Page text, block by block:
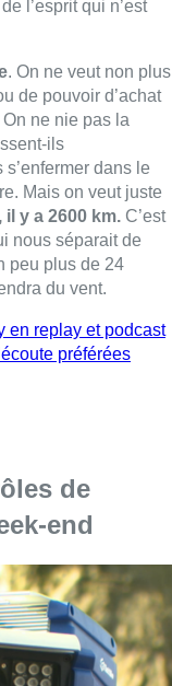
l’esprit qui n’est
. On ne veut non plus
de pouvoir d’achat
ne nie pas la
ils
dans le
Mais on veut juste
y a 2600 km. C’est
nous séparait de
peu plus de 24
du vent.
en replay et podcast
préférées
de
end